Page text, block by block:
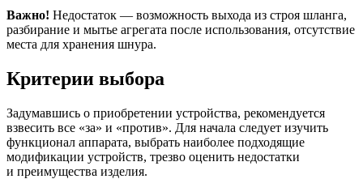
Важно! Недостаток — возможность выхода из строя шланга,
разбирание и мытье агрегата после использования, отсутствие
места для хранения шнура.
Критерии выбора
Задумавшись о приобретении устройства, рекомендуется
взвесить все «за» и «против». Для начала следует изучить
функционал аппарата, выбрать наиболее подходящие
модификации устройств, трезво оценить недостатки
и преимущества изделия.